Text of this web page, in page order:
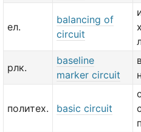
ел.
balancing of
circuit
рлк.
baseline
marker circuit
политех. basic circuit